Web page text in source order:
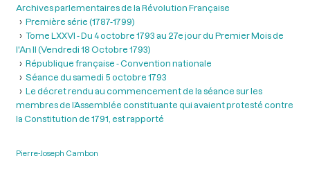
Archives parlementaires de la Révolution Française
Première série (1787-1799)
Tome LXXVI - Du 4 octobre 1793 au 27e jour du Premier Mois de
l'An II (Vendredi 18 Octobre 1793)
République française - Convention nationale
Séance du samedi 5 octobre 1793
Le décret rendu au commencement de la séance sur les
membres de l’Assemblée constituante qui avaient protesté contre
la Constitution de 1791, est rapporté
Pierre-Joseph Cambon